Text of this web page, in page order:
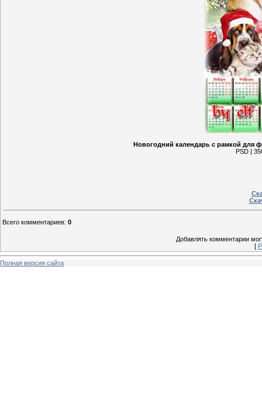
Новогодний календарь с рамкой для
PSD |
Всего комментариев: 0
Добавлять комментарии
[
Полная версия сайта